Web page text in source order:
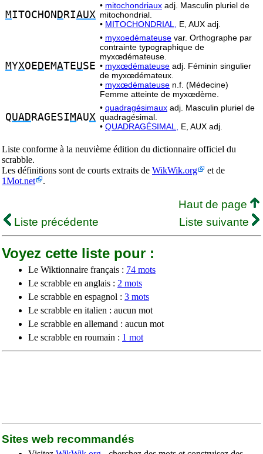
MITOCHON D RIAUX
• mitochondriaux adj. Masculin pluriel de
mitochondrial.
• MITOCHONDRIAL, E, AUX adj.
MYXOE D EMATEUSE
• myxoedémateuse var. Orthographe par
contrainte typographique de
myxœdémateuse.
• myxœdémateuse adj. Féminin singulier
de myxœdémateux.
• myxœdémateuse n.f. (Médecine)
Femme atteinte de myxœdème.
QUAD RAGESI MAUX
• quadragésimaux adj. Masculin pluriel de
quadragésimal.
• QUADRAGÉSIMAL, E, AUX adj.
Liste conforme à la neuvième édition du dictionnaire officiel du
scrabble.
Les définitions sont de courts extraits de WikWik.org
et de
1Mot.net
.
Haut de page
Liste précédente
Liste suivante
Voyez cette liste pour :
Le Wiktionnaire français : 74 mots
Le scrabble en anglais : 2 mots
Le scrabble en espagnol : 3 mots
Le scrabble en italien : aucun mot
Le scrabble en allemand : aucun mot
Le scrabble en roumain : 1 mot
Sites web recommandés